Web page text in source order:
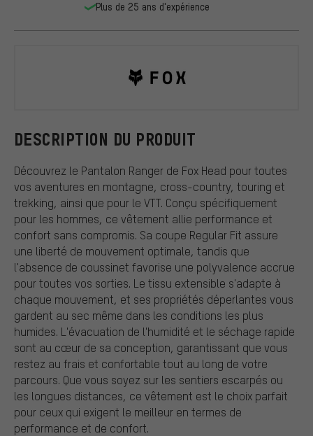
DESCRIPTION DU PRODUIT
Découvrez le Pantalon Ranger de Fox Head pour toutes
vos aventures en montagne, cross-country, touring et
trekking, ainsi que pour le VTT. Conçu spécifiquement
pour les hommes, ce vêtement allie performance et
confort sans compromis. Sa coupe Regular Fit assure
une liberté de mouvement optimale, tandis que
l'absence de coussinet favorise une polyvalence accrue
pour toutes vos sorties. Le tissu extensible s'adapte à
chaque mouvement, et ses propriétés déperlantes vous
gardent au sec même dans les conditions les plus
humides. L'évacuation de l'humidité et le séchage rapide
sont au cœur de sa conception, garantissant que vous
restez au frais et confortable tout au long de votre
parcours. Que vous soyez sur les sentiers escarpés ou
les longues distances, ce vêtement est le choix parfait
pour ceux qui exigent le meilleur en termes de
performance et de confort.
Plus de 25 ans d'expérience